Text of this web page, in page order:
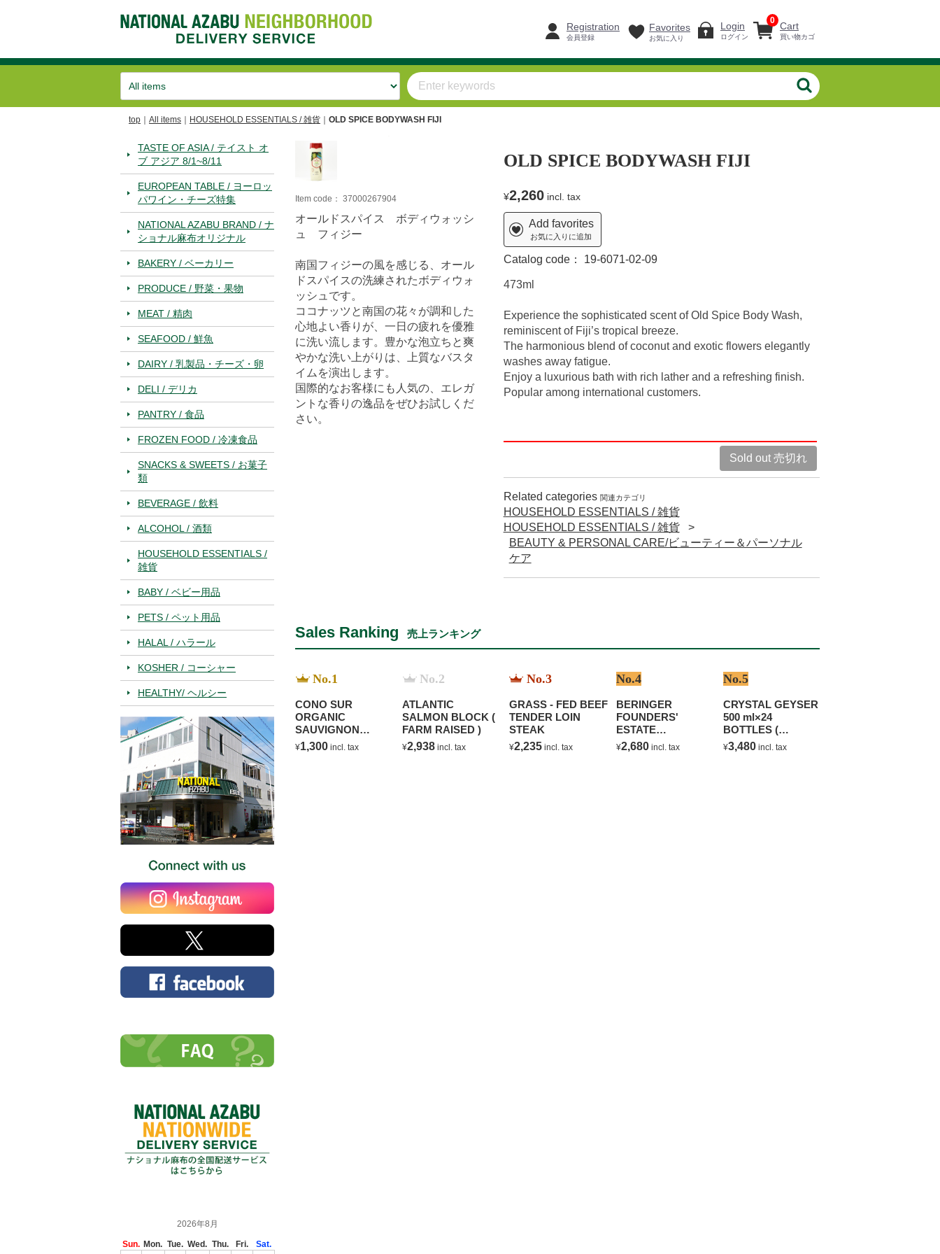
Cart
買い物カゴ
0
Registration
会員登録
Favorites
お気に入り
Login
ログイン
top All items HOUSEHOLD ESSENTIALS / 雑貨 OLD SPICE BODYWASH FIJI
TASTE OF ASIA / テイスト オ
ブ アジア 8/1~8/11
EUROPEAN TABLE / ヨーロッ
パワイン・チーズ特集
NATIONAL AZABU BRAND / ナ
ショナル麻布オリジナル
BAKERY / ベーカリー
PRODUCE / 野菜・果物
MEAT / 精肉
SEAFOOD / 鮮魚
DAIRY / 乳製品・チーズ・卵
DELI / デリカ
PANTRY / 食品
FROZEN FOOD / 冷凍食品
SNACKS & SWEETS / お菓子
類
BEVERAGE / 飲料
ALCOHOL / 酒類
HOUSEHOLD ESSENTIALS /
雑貨
BABY / ベビー用品
PETS / ペット用品
HALAL / ハラール
KOSHER / コーシャー
HEALTHY/ ヘルシー
2026年8月
Sun. Mon. Tue. Wed. Thu. Fri.
Sat.
OLD SPICE BODYWASH FIJI
¥2,260incl. tax
Add favorites
お気に入りに追加
Catalog code： 19-6071-02-09
473ml
Experience the sophisticated scent of Old Spice Body Wash,
reminiscent of Fiji’s tropical breeze.
The harmonious blend of coconut and exotic flowers elegantly
washes away fatigue.
Enjoy a luxurious bath with rich lather and a refreshing finish.
Popular among international customers.
Sold out 売切れ
Item code： 37000267904
オールドスパイス ボディウォッシ
ュ フィジー
南国フィジーの風を感じる、オール
ドスパイスの洗練されたボディウォ
ッシュです。
ココナッツと南国の花々が調和した
心地よい香りが、一日の疲れを優雅
に洗い流します。豊かな泡立ちと爽
やかな洗い上がりは、上質なバスタ
イムを演出します。
国際的なお客様にも人気の、エレガ
ントな香りの逸品をぜひお試しくだ
さい。
Related categories 関連カテゴリ
HOUSEHOLD ESSENTIALS / 雑貨
HOUSEHOLD ESSENTIALS / 雑貨
BEAUTY & PERSONAL CARE/ビューティー＆パーソナル
ケア
Sales Ranking 売上ランキング
No.1
CONO SUR
ORGANIC
SAUVIGNON
BLANC
¥1,300 incl. tax
No.2
ATLANTIC
SALMON BLOCK (
FARM RAISED )
¥2,938 incl. tax
No.3
GRASS - FED BEEF
TENDER LOIN
STEAK
¥2,235 incl. tax
No.4
BERINGER
FOUNDERS'
ESTATE
CHARDONNAY
¥2,680 incl. tax
No.5
CRYSTAL GEYSER
500 ml×24
BOTTLES (
NATURAL
MINERAL WATER )
¥3,480 incl. tax